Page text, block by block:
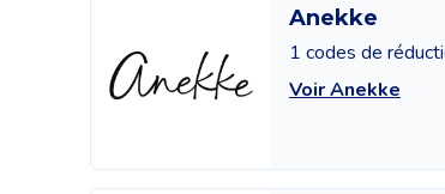
Anekke
1 codes de
Voir Anekke